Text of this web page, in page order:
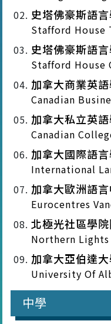
史塔佛豪斯語
Stafford House
史塔佛豪斯語
Stafford House
加拿大商業英
Canadian
加拿大私立英
Canadian
加拿大國際語
International
加拿大歐洲語
Eurocentres
北極光社區學
Northern
加拿大亞伯達
University Of
中學